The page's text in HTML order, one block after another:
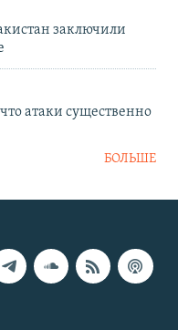
заключили
атаки существенно
БОЛЬШЕ